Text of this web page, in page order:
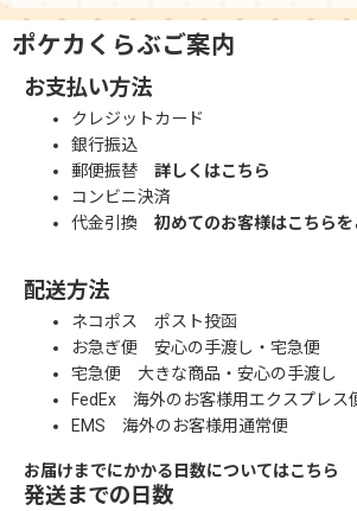
ポケカくらぶご案内
お支払い方法
クレジットカード
銀行振込
郵便振替 詳しくはこちら
コンビニ決済
代金引換 初めてのお客様はこちら
配送方法
ネコポス ポスト投函
お急ぎ便 安心の手渡し・宅急便
宅急便 大きな商品・安心の手渡し
FedEx 海外のお客様用エクスプレス
EMS 海外のお客様用通常便
お届けまでにかかる日数についてはこちら
発送までの日数